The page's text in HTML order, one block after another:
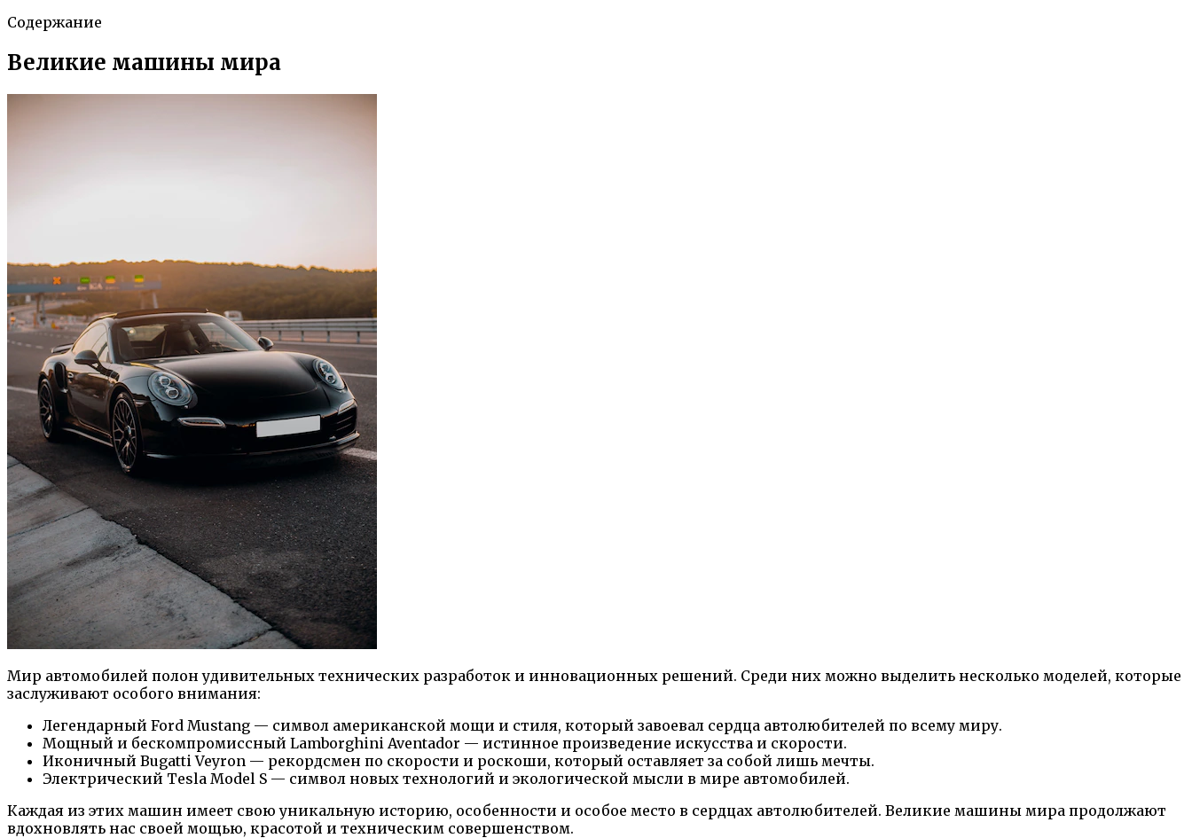
Содержание
Великие машины мира
Мир автомобилей полон удивительных технических разработок и инновационных решений. Среди них можно выделить несколько моделей, которые
заслуживают особого внимания:
Легендарный Ford Mustang — символ американской мощи и стиля, который завоевал сердца автолюбителей по всему миру.
Мощный и бескомпромиссный Lamborghini Aventador — истинное произведение искусства и скорости.
Иконичный Bugatti Veyron — рекордсмен по скорости и роскоши, который оставляет за собой лишь мечты.
Электрический Tesla Model S — символ новых технологий и экологической мысли в мире автомобилей.
Каждая из этих машин имеет свою уникальную историю, особенности и особое место в сердцах автолюбителей. Великие машины мира продолжают
вдохновлять нас своей мощью, красотой и техническим совершенством.